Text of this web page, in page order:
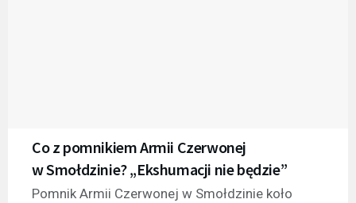
Co z pomnikiem Armii Czerwonej
w Smołdzinie? „Ekshumacji nie będzie”
Pomnik Armii Czerwonej w Smołdzinie koło